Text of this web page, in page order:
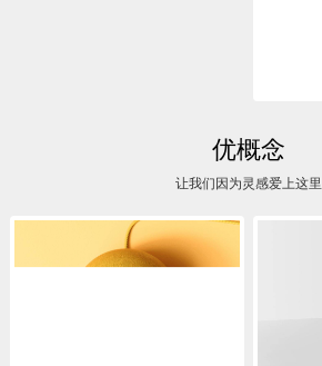
优概念
让我们因为灵感爱上这里